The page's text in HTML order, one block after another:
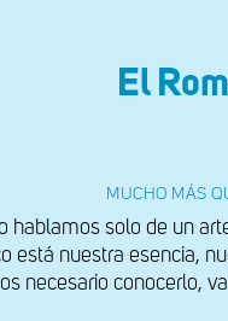
El
MUCHO MÁS
hablamos solo de un
está nuestra esencia,
necesario conocerlo,